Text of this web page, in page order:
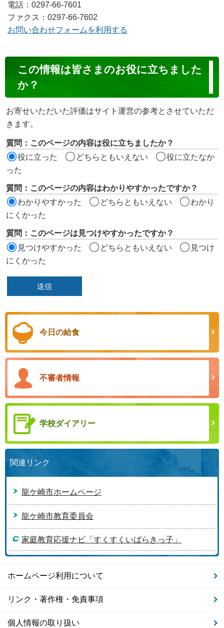
電話：0297-66-7601
ファクス：0297-66-7602
お問い合わせフォームを利用する
ン
ン
ツ
評
価
ア
この情報は皆さまのお役に立ちました
か？
お寄せいただいた評価はサイト運営の参考とさせていただ
きます。
質問：このページの内容は役に立ちましたか？
役に立った
どちらともいえない
役に立たなか
った
質問：このページの内容はわかりやすかったですか？
わかりやすかった
どちらともいえない
わかり
にくかった
質問：このページは見つけやすかったですか？
見つけやすかった
どちらともいえない
見つけ
にくかった
今日の給食
不審者情報
学校ダイアリー
関連リンク
龍ケ崎市ホームページ
龍ケ崎市教育委員会
家庭教育応援ナビ「すくすくいばらきっ子」
ホームページ利用について
リンク・著作権・免責事項
個人情報の取り扱い